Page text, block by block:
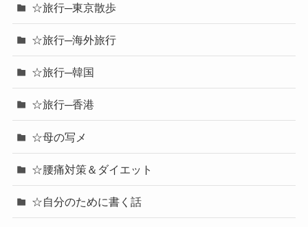
☆旅行─東京散歩
☆旅行─海外旅行
☆旅行─韓国
☆旅行─香港
☆母の写メ
☆腰痛対策＆ダイエット
☆自分のために書く話